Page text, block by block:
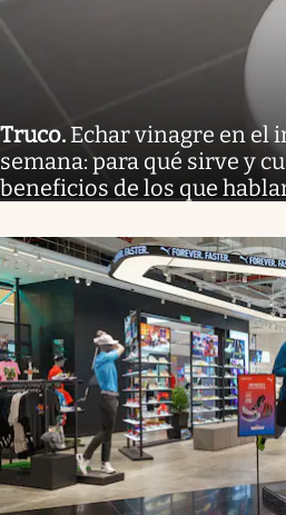
Truco. Echar vinagre en el
semana: para qué sirve y
beneficios de los que